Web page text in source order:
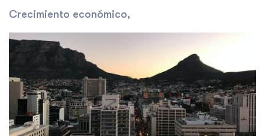
Crecimiento económico,